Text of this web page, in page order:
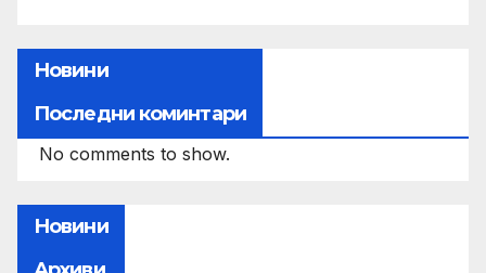
Новини
Последни коминтари
No comments to show.
Новини